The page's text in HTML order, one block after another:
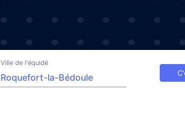
Ville de l'équidé